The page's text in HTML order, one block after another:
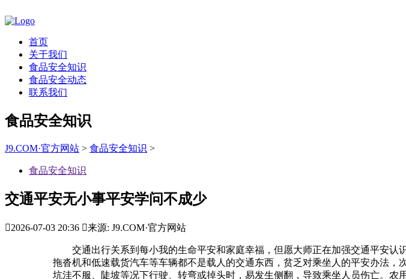
首页
关于我们
食品安全知识
食品安全动态
联系我们
食品安全知识
J9.COM·官方网站 > 食品安全知识 >
食品安全知识
交通平安无小事平安学问不成少
2026-07-03 20:36 来源: J9.COM·官方网站
交通出行关系到每小我的生命平安和家庭幸福，但愿大师正在加强交通平安认
拖沓机和低速载货汽车等车辆都不是载人的交通东西，贫乏对乘坐人的平安办法
坑洼不服、陡坡等况下行驶、转弯或掉头时，易发生侧翻，导致乘坐人员伤亡。